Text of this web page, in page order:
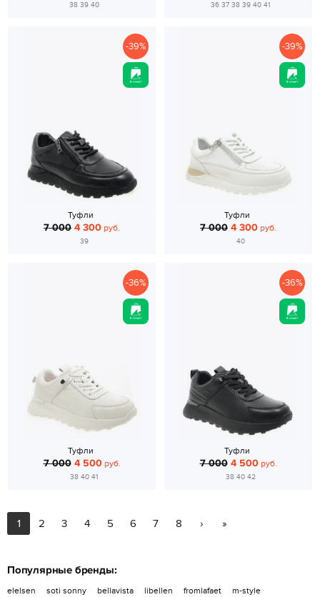
38 39 40 36 37 38 39 40 41
-39%
Туфли
7 000 4 300 руб.
39
-39%
Туфли
7 000 4 300 руб.
40
-36%
Туфли
7 000 4 500руб.
38 40 41
-36%
Туфли
7 000 4 500руб.
38 40 42
1 2 3 4 5 6 7 8 › »
Популярные бренды:
elelsen soti sonny bellavista libellen fromlafaet
m-style